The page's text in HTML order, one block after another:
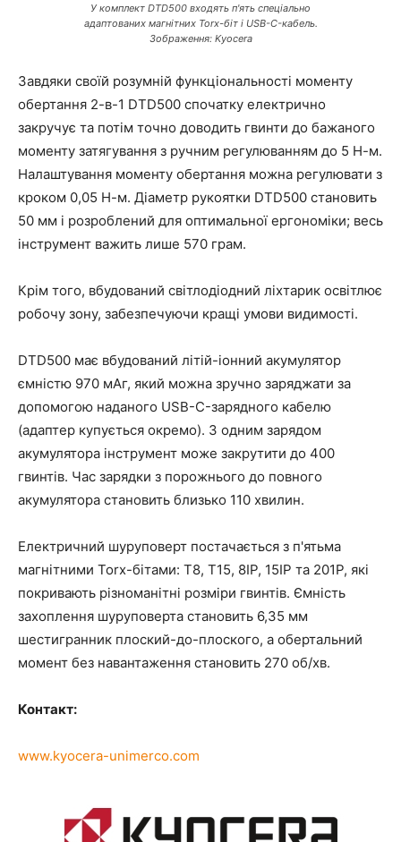
У комплект DTD500 входять п'ять спеціально
адаптованих магнітних Torx-біт і USB-C-кабель.
Зображення: Kyocera
Завдяки своїй розумній функціональності моменту
обертання 2-в-1 DTD500 спочатку електрично
закручує та потім точно доводить гвинти до бажаного
моменту затягування з ручним регулюванням до 5 Н-м.
Налаштування моменту обертання можна регулювати з
кроком 0,05 Н-м. Діаметр рукоятки DTD500 становить
50 мм і розроблений для оптимальної ергономіки; весь
інструмент важить лише 570 грам.
Крім того, вбудований світлодіодний ліхтарик освітлює
робочу зону, забезпечуючи кращі умови видимості.
DTD500 має вбудований літій-іонний акумулятор
ємністю 970 мАг, який можна зручно заряджати за
допомогою наданого USB-C-зарядного кабелю
(адаптер купується окремо). З одним зарядом
акумулятора інструмент може закрутити до 400
гвинтів. Час зарядки з порожнього до повного
акумулятора становить близько 110 хвилин.
Електричний шуруповерт постачається з п'ятьма
магнітними Torx-бітами: T8, T15, 8IP, 15IP та 201P, які
покривають різноманітні розміри гвинтів. Ємність
захоплення шуруповерта становить 6,35 мм
шестигранник плоский-до-плоского, а обертальний
момент без навантаження становить 270 об/хв.
Контакт:
www.kyocera-unimerco.com